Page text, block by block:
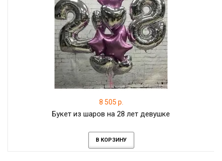
8 505 р.
Букет из шаров на 28 лет девушке
В КОРЗИНУ